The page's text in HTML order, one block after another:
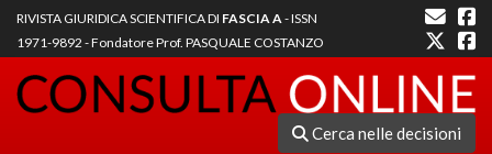
RIVISTA GIURIDICA SCIENTIFICA DI FASCIA A- ISSN
1971-9892 - Fondatore Prof. PASQUALE COSTANZO
Cerca nelle decisioni